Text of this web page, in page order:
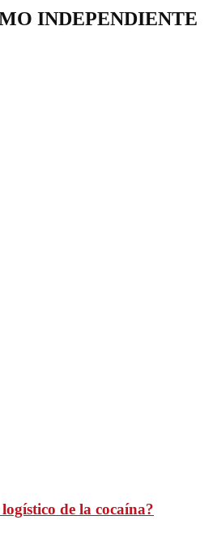
INDEPENDIENTE
de la cocaína?